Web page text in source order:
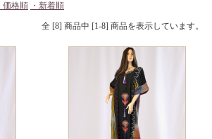
価格順 ・新着順
全 [8] 商品中 [1-8] 商品を表示しています。